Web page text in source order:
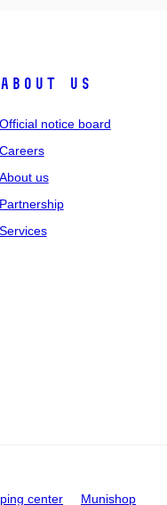
About us
Official notice board
Careers
About us
Partnership
Services
center Munishop